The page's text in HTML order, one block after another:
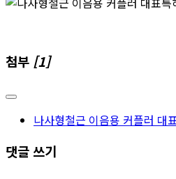
첨부 [1]
나사형철근 이음용 커플러 대
댓글 쓰기